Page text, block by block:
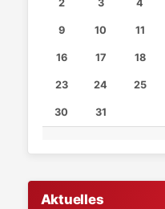
2 3 4
9 10 11
16 17 18
23 24 25
30 31
Aktuelles